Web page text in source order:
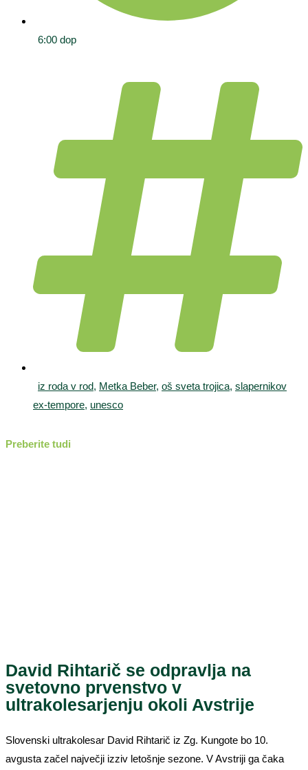
6:00 dop
iz roda v rod, Metka Beber, oš sveta trojica, slapernikov
ex-tempore, unesco
Preberite tudi
David Rihtarič se odpravlja na
svetovno prvenstvo v
ultrakolesarjenju okoli Avstrije
Slovenski ultrakolesar David Rihtarič iz Zg. Kungote bo 10.
avgusta začel največji izziv letošnje sezone. V Avstriji ga čaka